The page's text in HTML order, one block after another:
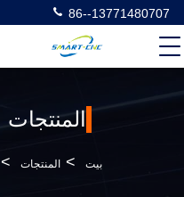
86--13771480707
المنتجات
بيت > المنتجات >